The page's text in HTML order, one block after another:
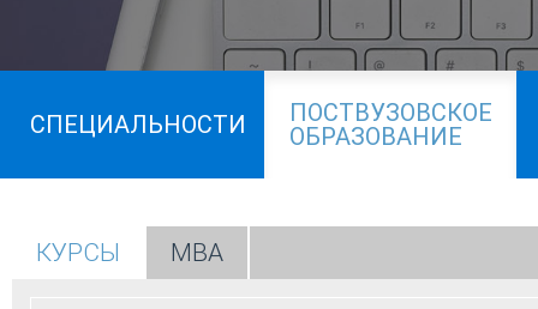
СПЕЦИАЛЬНОСТИ
ПОСТВУЗОВСКОЕ
ОБРАЗОВАНИЕ
КУРСЫ МВА